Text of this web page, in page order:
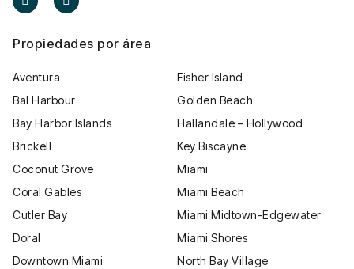
Propiedades por área
Aventura
Bal Harbour
Bay Harbor Islands
Brickell
Coconut Grove
Coral Gables
Cutler Bay
Doral
Downtown Miami
Fisher Island
Golden Beach
Hallandale – Hollywood
Key Biscayne
Miami
Miami Beach
Miami Midtown-Edgewater
Miami Shores
North Bay Village